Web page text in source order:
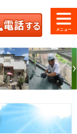
ショールーム
のご紹介